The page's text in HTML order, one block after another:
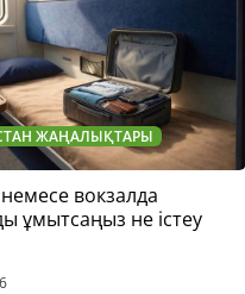
ЖАҢАЛЫҚТАРЫ
вокзалда
ұмытсаңыз не істеу